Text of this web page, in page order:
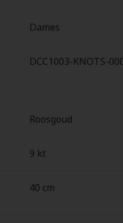
Dames
DCC1003-KNOTS-
Roosgoud
9 kt
40 cm